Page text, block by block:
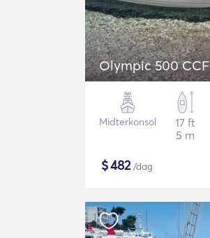
Olympic 500 CCF
Midterkonsol
17 ft
5 m
$482/dag